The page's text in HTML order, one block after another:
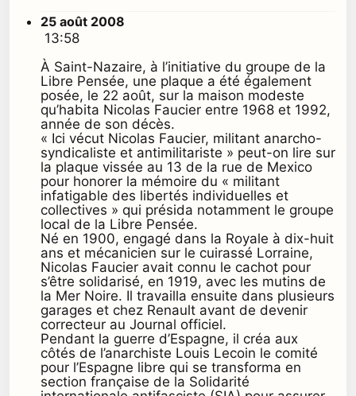
25 août 2008
13:58
À Saint-Nazaire, à l’initiative du groupe de la
Libre Pensée, une plaque a été également
posée, le 22 août, sur la maison modeste
qu’habita Nicolas Faucier entre 1968 et 1992,
année de son décès.
« Ici vécut Nicolas Faucier, militant anarcho-
syndicaliste et antimilitariste » peut-on lire sur
la plaque vissée au 13 de la rue de Mexico
pour honorer la mémoire du « militant
infatigable des libertés individuelles et
collectives » qui présida notamment le groupe
local de la Libre Pensée.
Né en 1900, engagé dans la Royale à dix-huit
ans et mécanicien sur le cuirassé Lorraine,
Nicolas Faucier avait connu le cachot pour
s’être solidarisé, en 1919, avec les mutins de
la Mer Noire. Il travailla ensuite dans plusieurs
garages et chez Renault avant de devenir
correcteur au Journal officiel.
Pendant la guerre d’Espagne, il créa aux
côtés de l’anarchiste Louis Lecoin le comité
pour l’Espagne libre qui se transforma en
section française de la Solidarité